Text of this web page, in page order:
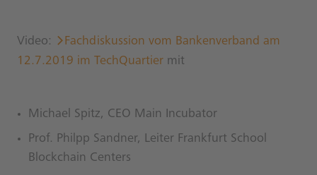
Video:
Fachdiskussion vom Bankenverband am
12.7.2019 im TechQuartier mit
Michael Spitz, CEO Main Incubator
Prof. Philpp Sandner, Leiter Frankfurt School
Blockchain Centers